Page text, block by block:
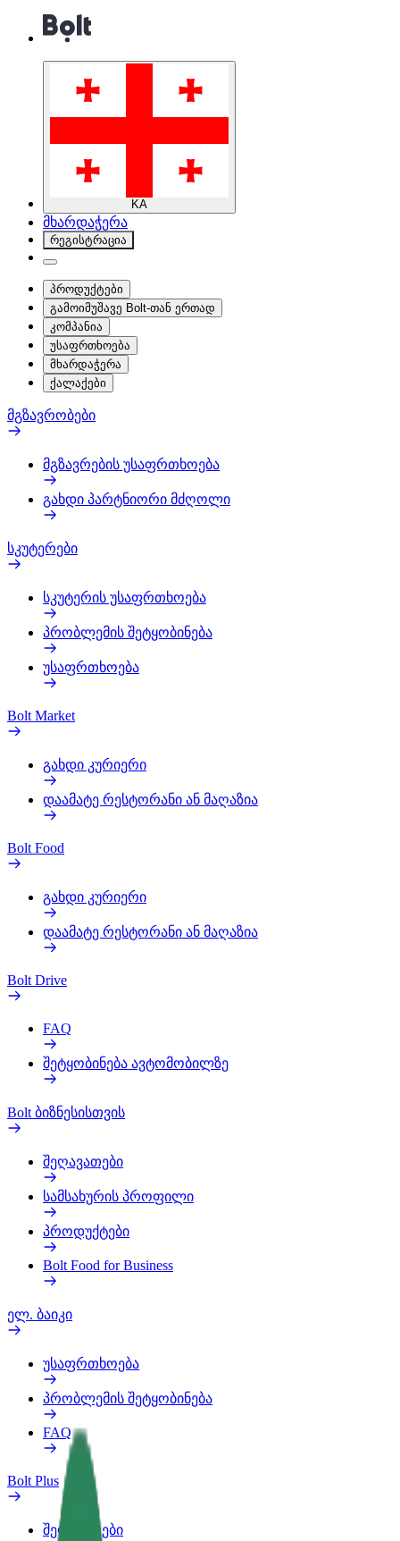
KA
მხარდაჭერა
რეგისტრაცია
პროდუქტები
გამოიმუშავე Bolt-თან ერთად
კომპანია
უსაფრთხოება
მხარდაჭერა
ქალაქები
მგზავრობები
მგზავრების უსაფრთხოება
გახდი პარტნიორი მძღოლი
სკუტერები
სკუტერის უსაფრთხოება
პრობლემის შეტყობინება
უსაფრთხოება
Bolt Market
გახდი კურიერი
დაამატე რესტორანი ან მაღაზია
Bolt Food
გახდი კურიერი
დაამატე რესტორანი ან მაღაზია
Bolt Drive
FAQ
შეტყობინება ავტომობილზე
Bolt ბიზნესისთვის
შეღავათები
სამსახურის პროფილი
პროდუქტები
Bolt Food for Business
ელ. ბაიკი
უსაფრთხოება
პრობლემის შეტყობინება
FAQ
Bolt Plus
შეღავათები